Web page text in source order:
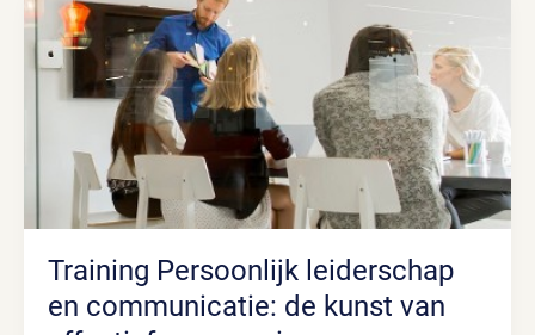
Training Persoonlijk leiderschap
en communicatie: de kunst van